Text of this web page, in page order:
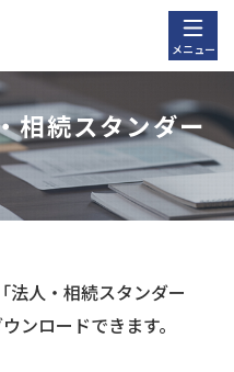
メニュー
相続スタンダー
法人・相続スタンダー
ンロードできます。